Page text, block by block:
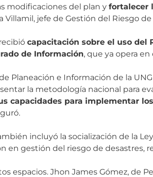
modificaciones del plan y fortalecer
Villamil, jefe de Gestión del Riesgo de
capacitación sobre el uso del
de Información, que ya opera
Planeación e Información de la
la metodología nacional para
capacidades para implementar
incluyó la socialización de la
en gestión del riesgo de
espacios. Jhon James Gómez, de